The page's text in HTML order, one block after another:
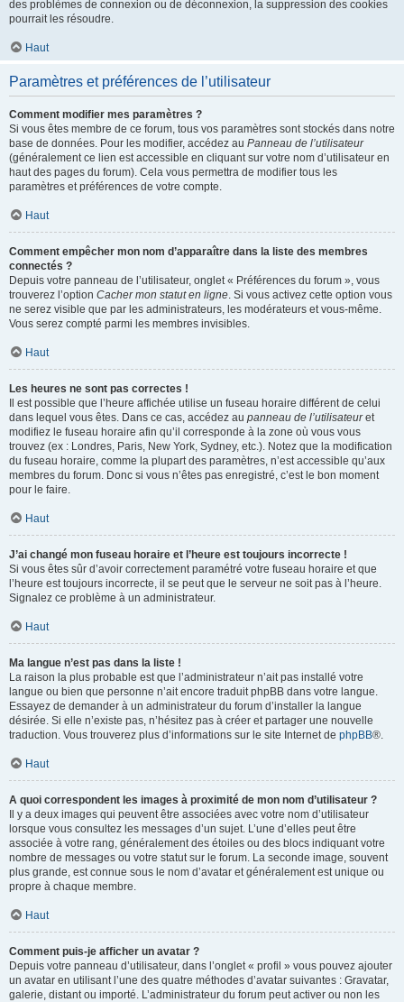
des problèmes de connexion ou de déconnexion, la suppression des cookies
pourrait les résoudre.
Haut
Paramètres et préférences de l’utilisateur
Comment modifier mes paramètres ?
Si vous êtes membre de ce forum, tous vos paramètres sont stockés dans notre
base de données. Pour les modifier, accédez au Panneau de l’utilisateur
(généralement ce lien est accessible en cliquant sur votre nom d’utilisateur en
haut des pages du forum). Cela vous permettra de modifier tous les
paramètres et préférences de votre compte.
Haut
Comment empêcher mon nom d’apparaître dans la liste des membres
connectés ?
Depuis votre panneau de l’utilisateur, onglet « Préférences du forum », vous
trouverez l’option Cacher mon statut en ligne. Si vous activez cette option vous
ne serez visible que par les administrateurs, les modérateurs et vous-même.
Vous serez compté parmi les membres invisibles.
Haut
Les heures ne sont pas correctes !
Il est possible que l’heure affichée utilise un fuseau horaire différent de celui
dans lequel vous êtes. Dans ce cas, accédez au panneau de l’utilisateuret
modifiez le fuseau horaire afin qu’il corresponde à la zone où vous vous
trouvez (ex : Londres, Paris, New York, Sydney, etc.). Notez que la modification
du fuseau horaire, comme la plupart des paramètres, n’est accessible qu’aux
membres du forum. Donc si vous n’êtes pas enregistré, c’est le bon moment
pour le faire.
Haut
J’ai changé mon fuseau horaire et l’heure est toujours incorrecte !
Si vous êtes sûr d’avoir correctement paramétré votre fuseau horaire et que
l’heure est toujours incorrecte, il se peut que le serveur ne soit pas à l’heure.
Signalez ce problème à un administrateur.
Haut
Ma langue n’est pas dans la liste !
La raison la plus probable est que l’administrateur n’ait pas installé votre
langue ou bien que personne n’ait encore traduit phpBB dans votre langue.
Essayez de demander à un administrateur du forum d’installer la langue
désirée. Si elle n’existe pas, n’hésitez pas à créer et partager une nouvelle
traduction. Vous trouverez plus d’informations sur le site Internet de phpBB®.
Haut
A quoi correspondent les images à proximité de mon nom d’utilisateur ?
Il y a deux images qui peuvent être associées avec votre nom d’utilisateur
lorsque vous consultez les messages d’un sujet. L’une d’elles peut être
associée à votre rang, généralement des étoiles ou des blocs indiquant votre
nombre de messages ou votre statut sur le forum. La seconde image, souvent
plus grande, est connue sous le nom d’avatar et généralement est unique ou
propre à chaque membre.
Haut
Comment puis-je afficher un avatar ?
Depuis votre panneau d’utilisateur, dans l’onglet « profil » vous pouvez ajouter
un avatar en utilisant l’une des quatre méthodes d’avatar suivantes : Gravatar,
galerie, distant ou importé. L’administrateur du forum peut activer ou non les